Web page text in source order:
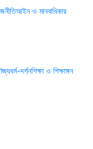
আইন ও মানবাধিকার
ধর্ম-দর্শনশিক্ষা ও শিক্ষাঙ্গন